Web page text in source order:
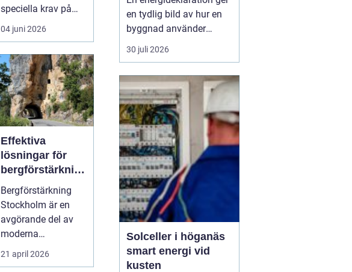
speciella krav på
uppvärmning. Vind,
regn och s...
04 juni 2026
Effektiva
lösningar för
bergförstärknin
g i Stockholm
Bergförstärkning
Stockholm är en
avgörande del av
moderna
byggprojekt, särs...
21 april 2026
en tydlig bild av hur en
byggnad använder
energi. Den visar hur
mycket energi som går
varmvatten och
fastighetsel, och vilka
åtgärder som kan göra
huset mer effektivt. I
Örebro, där klimatet
ställer krav ...
30 juli 2026
Solceller i höganäs
smart energi vid
kusten